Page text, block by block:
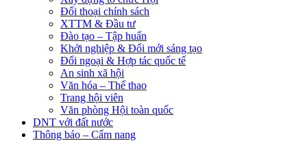
Đối thoại chính sách
XTTM & Đầu tư
Đào tạo – Tập huấn
Khởi nghiệp & Đổi mới sáng tạo
Đối ngoại & Hợp tác quốc tế
An sinh xã hội
Văn hóa – Thể thao
Trang hội viên
Văn phòng Hội toàn quốc
DNT với đất nước
Thông báo – Cẩm nang